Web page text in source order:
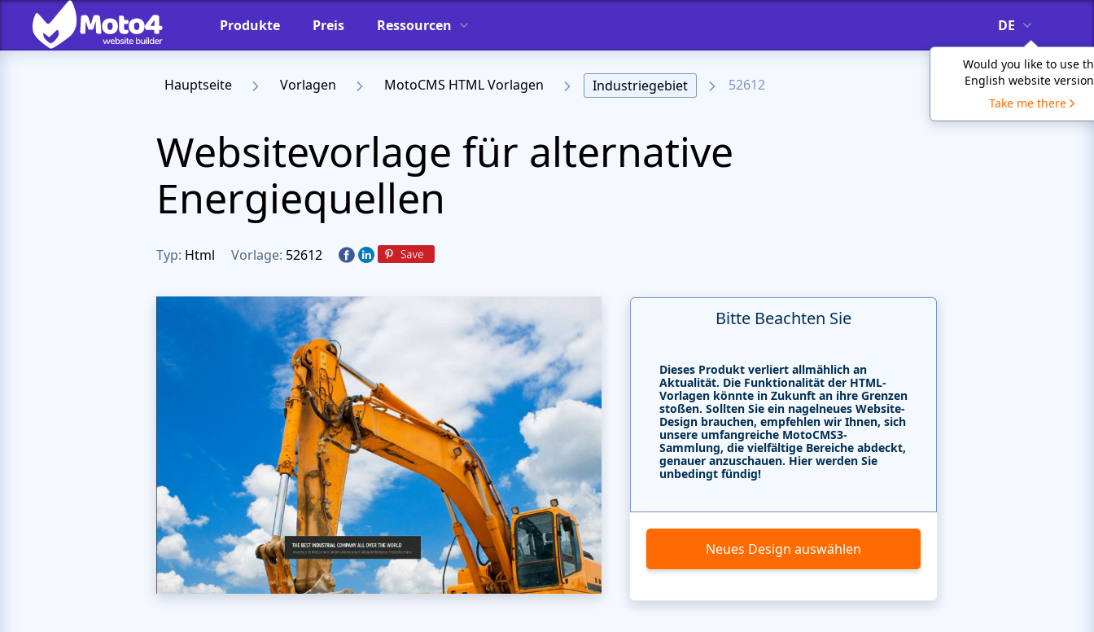
Produkte Preis Ressourcen DE
Would you like to use
English website
Take me there
Hauptseite Vorlagen MotoCMS HTML Vorlagen Industriegebiet 52612
Websitevorlage für alternative
Energiequellen
Typ: Html Vorlage: 52612
Bitte Beachten Sie
Dieses Produkt verliert allmählich an
Aktualität. Die Funktionalität der HTML-
Vorlagen könnte in Zukunft an ihre Grenzen
stoßen. Sollten Sie ein nagelneues Website-
Design brauchen, empfehlen wir Ihnen, sich
unsere umfangreiche MotoCMS3-
Sammlung, die vielfältige Bereiche abdeckt,
genauer anzuschauen. Hier werden Sie
unbedingt fündig!
Neues Design auswählen